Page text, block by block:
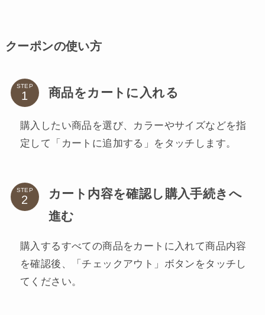
クーポンの使い方
STEP 商品をカートに入れる
購入したい商品を選び、カラーやサイズなどを指
定して「カートに追加する」をタッチします。
STEP
カート内容を確認し購入手続きへ
進む
購入するすべての商品をカートに入れて商品内容
を確認後、「チェックアウト」ボタンをタッチし
てください。